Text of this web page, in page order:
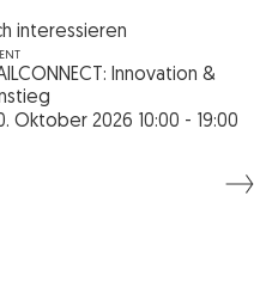
interessieren
Innovation &
Oktober 2026 10:00 - 19:00